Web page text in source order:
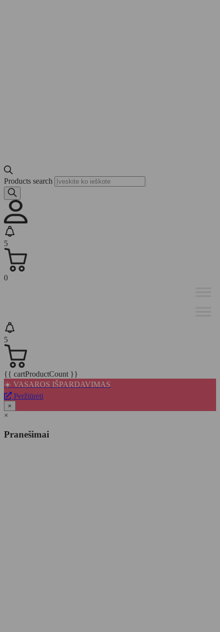
Products search
5
0
5
{{ cartProductCount }}
☀️ VASAROS IŠPARDAVIMAS
Peržiūrėti
×
×
Pranešimai